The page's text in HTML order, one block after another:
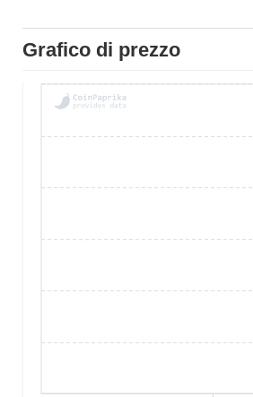
Grafico di prezzo